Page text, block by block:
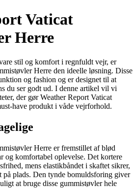
Vaticat
Herre
stil og komfort i regnfuldt vejr, er
Herre den ideelle løsning. Disse
og fashion og er designet til at
du ser godt ud. I denne artikel vil vi
der gør Weather Report Vaticat
have produkt i våde vejrforhold.
Herre er fremstillet af blød
og komfortabel oplevelse. Det kortere
mens elastikbåndet i skaftet sikrer,
på plads. Den tynde bomuldsforing giver
at bruge disse gummistøvler hele